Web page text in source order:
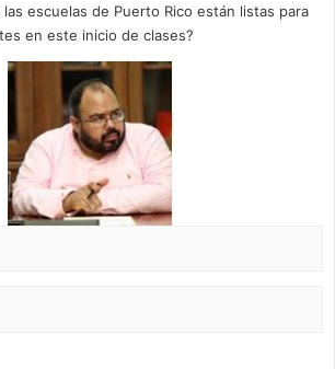
escuelas de Puerto Rico están listas para
en este inicio de clases?